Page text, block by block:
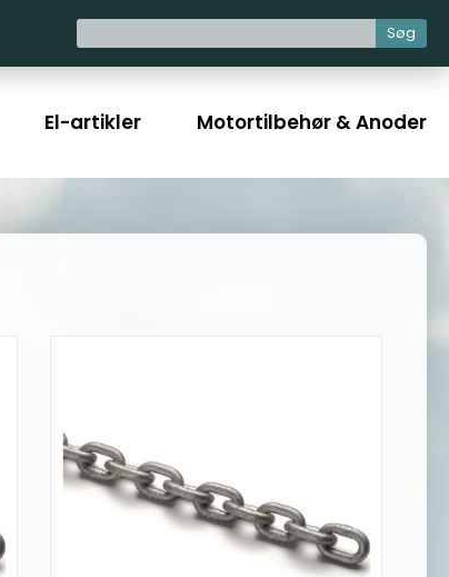
Søg
El-artikler Motortilbehør & Anoder